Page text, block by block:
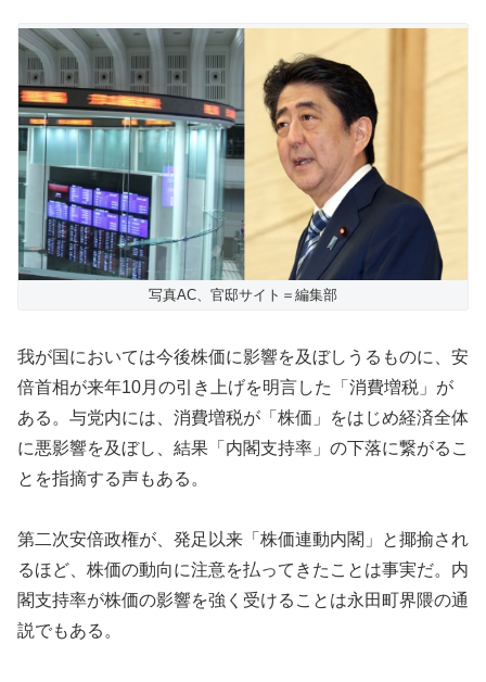
写真AC、官邸サイト＝編集部
我が国においては今後株価に影響を及ぼしうるものに、安
倍首相が来年10月の引き上げを明言した「消費増税」が
ある。与党内には、消費増税が「株価」をはじめ経済全体
に悪影響を及ぼし、結果「内閣支持率」の下落に繋がるこ
とを指摘する声もある。
第二次安倍政権が、発足以来「株価連動内閣」と揶揄され
るほど、株価の動向に注意を払ってきたことは事実だ。内
閣支持率が株価の影響を強く受けることは永田町界隈の通
説でもある。